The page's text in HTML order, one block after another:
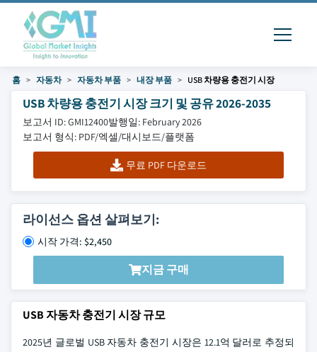
홈 자동차 자동차 부품 내장 부품 USB 차량용 충전기 시장
USB 차량용 충전기 시장 크기 및 공유 2026-2035
보고서 ID: GMI12400발행일: February 2026
보고서 형식: PDF/엑셀/대시보드/플랫폼
무료 PDF 다운로드
라이선스 옵션 살펴보기:
시작 가격: $2,450
지금 구매
USB 자동차 충전기 시장 규모
2025년 글로벌 USB 자동차 충전기 시장은 12.1억 달러로 추정되